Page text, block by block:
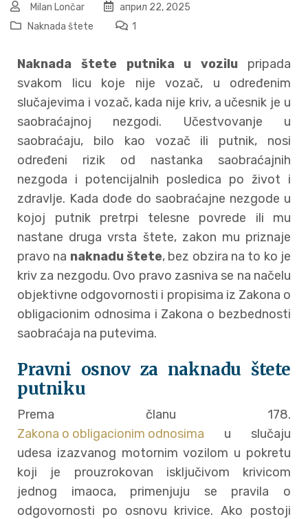
Milan Lončar
април 22, 2025
Naknada štete
1
Naknada štete putnika u vozilu pripada
svakom licu koje nije vozač, u određenim
slučajevima i vozač, kada nije kriv, a učesnik je u
saobraćajnoj nezgodi. Učestvovanje u
saobraćaju, bilo kao vozač ili putnik, nosi
određeni rizik od nastanka saobraćajnih
nezgoda i potencijalnih posledica po život i
zdravlje. Kada dođe do saobraćajne nezgode u
kojoj putnik pretrpi telesne povrede ili mu
nastane druga vrsta štete, zakon mu priznaje
pravo na naknadu štete, bez obzira na to ko je
kriv za nezgodu. Ovo pravo zasniva se na načelu
objektivne odgovornosti i propisima iz Zakona o
obligacionim odnosima i Zakona o bezbednosti
saobraćaja na putevima.
Pravni osnov za naknadu štete
putniku
Prema članu 178.
Zakona o obligacionim odnosima u slučaju
udesa izazvanog motornim vozilom u pokretu
koji je prouzrokovan isključivom krivicom
jednog imaoca, primenjuju se pravila o
odgovornosti po osnovu krivice. Ako postoji